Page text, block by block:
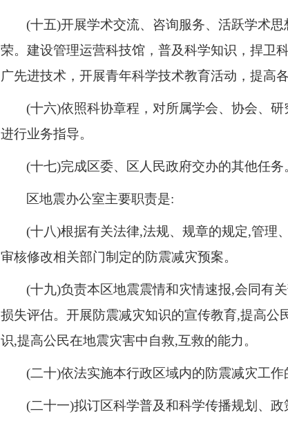
(十五)开展学术交流、咨询服务、活跃学术
荣。建设管理运营科技馆，普及科学知识，捍卫
广先进技术，开展青年科学技术教育活动，提高
(十六)依照科协章程，对所属学会、协会、
进行业务指导。
(十七)完成区委、区人民政府交办的其他任务
区地震办公室主要职责是:
(十八)根据有关法律,法规、规章的规定,管理
审核修改相关部门制定的防震减灾预案。
(十九)负责本区地震震情和灾情速报,会同有
损失评估。开展防震减灾知识的宣传教育,提高公
识,提高公民在地震灾害中自救,互救的能力。
(二十)依法实施本行政区域内的防震减灾工作
(二十一)拟订区科学普及和科学传播规划、政